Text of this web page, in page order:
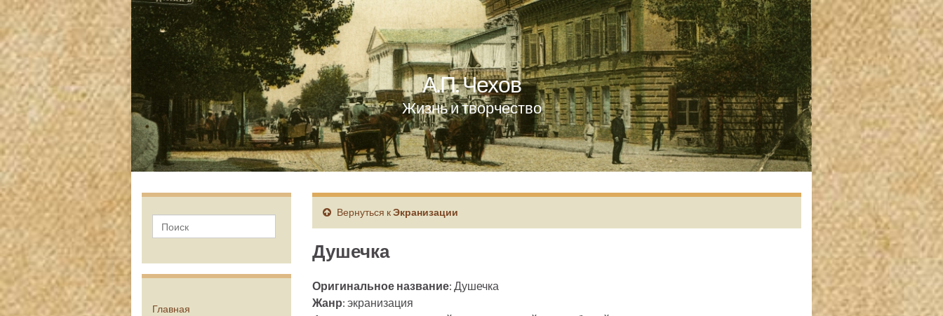
А.П. Чехов
Жизнь и творчество
Главная
Вернуться кЭкранизации
Душечка
Оригинальное название: Душечка
Жанр: экранизация